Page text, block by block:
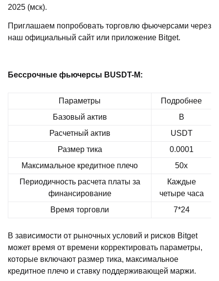
2025 (мск).
Приглашаем попробовать торговлю фьючерсами через
наш официальный сайт или приложение Bitget.
Бессрочные фьючерсы BUSDT-M:
Параметры
Подробнее
Базовый актив
B
Расчетный актив
USDT
Размер тика
0.0001
Максимальное кредитное плечо
50x
Периодичность расчета платы за
финансирование
Каждые
четыре часа
Время торговли
7*24
В зависимости от рыночных условий и рисков Bitget
может время от времени корректировать параметры,
которые включают размер тика, максимальное
кредитное плечо и ставку поддерживающей маржи.